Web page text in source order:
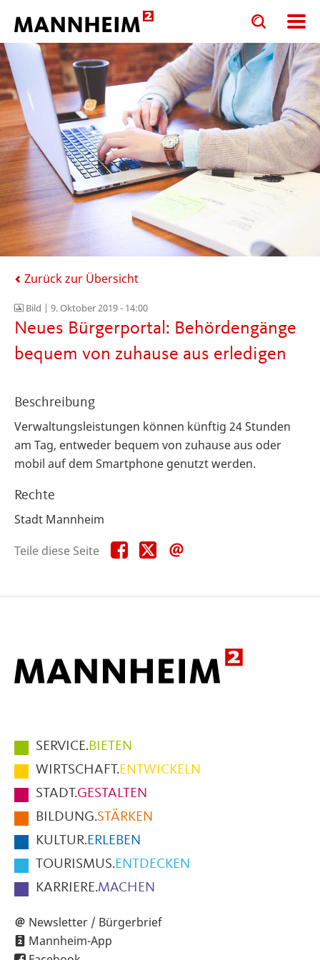
Toggle
search
input
form
Toggle
search
input
Zurück zur Übersicht
Bild | 9. Oktober 2019 - 14:00
Neues Bürgerportal: Behördengänge
bequem von zuhause aus erledigen
Beschreibung
Verwaltungsleistungen können künftig 24 Stunden
am Tag, entweder bequem von zuhause aus oder
mobil auf dem Smartphone genutzt werden.
Rechte
Stadt Mannheim
Teile diese Seite
Teile
diese
Teile
diese
Hauptmenüpunkte
im
Fußbereich
der
Seite
SERVICE.BIETEN
WIRTSCHAFT.ENTWICKELN
STADT.GESTALTEN
BILDUNG.STÄRKEN
KULTUR.ERLEBEN
TOURISMUS.ENTDECKEN
KARRIERE.MACHEN
Newsletter / Bürgerbrief
Mannheim-App